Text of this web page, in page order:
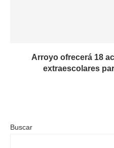
Arroyo ofrecerá 18
extraescolares
Buscar